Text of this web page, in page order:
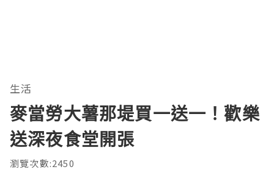
生活
麥當勞大薯那堤買一送一！歡樂
送深夜食堂開張
瀏覽次數:2450